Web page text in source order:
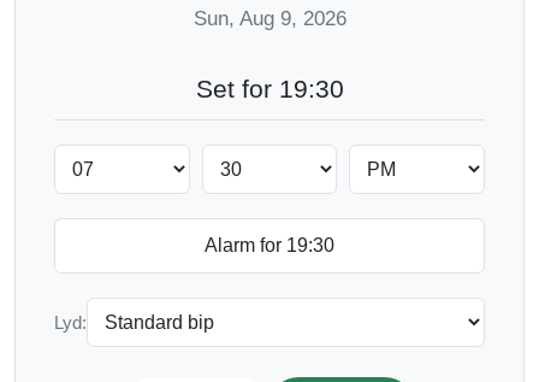
Sun, Aug 9, 2026
Set for 19:30
Lyd: